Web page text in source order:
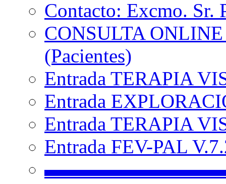
Contacto: Excmo. Sr.
CONSULTA
(Pacientes)
Entrada TERAPIA
Entrada
Entrada TERAPIA
Entrada FEV-PAL